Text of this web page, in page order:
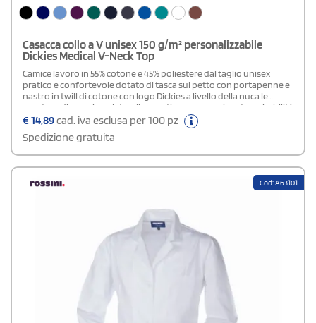
Casacca collo a V unisex 150 g/m² personalizzabile
Dickies Medical V-Neck Top
Camice lavoro in 55% cotone e 45% poliestere dal taglio unisex
pratico e confortevole dotato di tasca sul petto con portapenne e
nastro in twill di cotone con logo Dickies a livello della nuca le
aperture di aerazione laterali garantiscono maggiore traspirabilità
ideale per ambienti professionali e uso quotidiano
€14,89cad. iva esclusa per 100 pz
Spedizione gratuita
Cod: A63101